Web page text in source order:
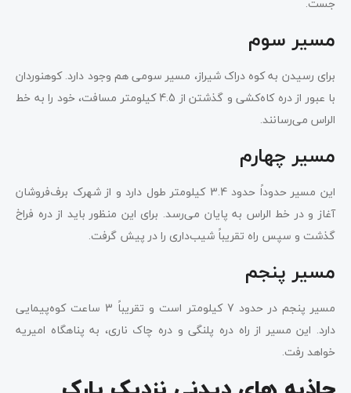
مسیر سوم
برای رسیدن به کوه دراک شیراز، مسیر سومی هم وجود دارد. کوهنوردان
با عبور از دره کاه‌کشی و گذشتن از 4.5 کیلومتر مسافت، خود را به خط‌‍‌
الراس می‌رسانند.
مسیر چهارم
این مسیر حدوداً حدود 3.4 کیلومتر طول دارد و از شهرک برف‌فروشان
آغاز و در خط‌ الراس به پایان می‌رسد. برای این منظور باید از دره فراخ
گذشت و سپس راه تقریباً شیب‌داری را در پیش گرفت.
مسیر پنجم
مسیر پنجم در حدود 7 کیلومتر است و تقریباً 3 ساعت کوه‌پیمایی
دارد. این مسیر از راه دره پلنگی و دره چاک ناری، به پناهگاه امیریه
خواهد رفت.